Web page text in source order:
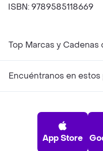
ISBN: 9789585118669
Top Marcas y Cadenas
Encuéntranos en estos
App Store